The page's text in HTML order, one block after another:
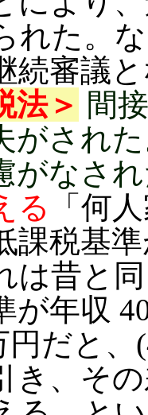
れた。
続審議
法＞ 間
がされ
がなさ
る
「何
課税基
は昔と
が年収
円だと
き、そ